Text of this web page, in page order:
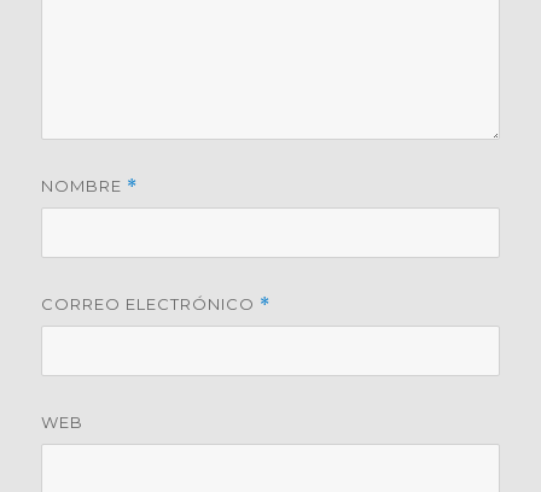
NOMBRE *
CORREO ELECTRÓNICO *
WEB